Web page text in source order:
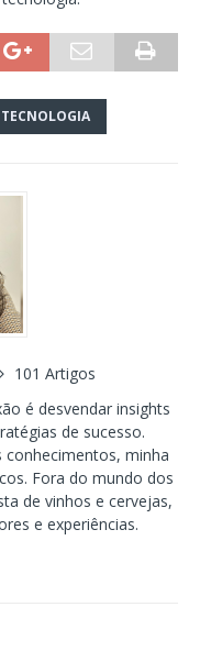
TECNOLOGIA
101 Artigos
é desvendar insights
de sucesso.
minha
Fora do mundo dos
de vinhos e cervejas,
e experiências.